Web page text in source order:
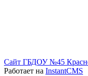
Сайт ГБДОУ №45
Работает на InstantCMS